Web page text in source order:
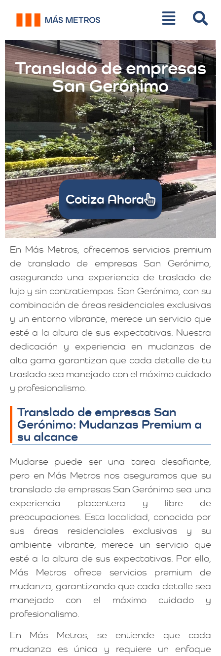
Translado de empresas
San Gerónimo
Cotiza Ahora
En Más Metros, ofrecemos servicios premium
de translado de empresas San Gerónimo,
asegurando una experiencia de traslado de
lujo y sin contratiempos. San Gerónimo, con su
combinación de áreas residenciales exclusivas
y un entorno vibrante, merece un servicio que
esté a la altura de sus expectativas. Nuestra
dedicación y experiencia en mudanzas de
alta gama garantizan que cada detalle de tu
traslado sea manejado con el máximo cuidado
y profesionalismo.
Translado de empresas San
Gerónimo: Mudanzas Premium a
su alcance
Mudarse puede ser una tarea desafiante,
pero en Más Metros nos aseguramos que su
translado de empresas San Gerónimo sea una
experiencia placentera y libre de
preocupaciones. Esta localidad, conocida por
sus áreas residenciales exclusivas y su
ambiente vibrante, merece un servicio que
esté a la altura de sus expectativas. Por ello,
Más Metros ofrece servicios premium de
mudanza, garantizando que cada detalle sea
manejado con el máximo cuidado y
profesionalismo.
En Más Metros, se entiende que cada
mudanza es única y requiere un enfoque